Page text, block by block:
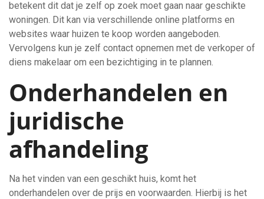
betekent dit dat je zelf op zoek moet gaan naar geschikte
woningen. Dit kan via verschillende online platforms en
websites waar huizen te koop worden aangeboden.
Vervolgens kun je zelf contact opnemen met de verkoper of
diens makelaar om een bezichtiging in te plannen.
Onderhandelen en
juridische
afhandeling
Na het vinden van een geschikt huis, komt het
onderhandelen over de prijs en voorwaarden. Hierbij is het